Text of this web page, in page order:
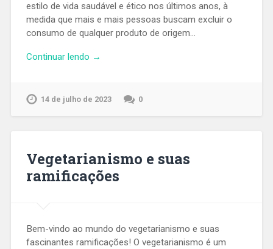
estilo de vida saudável e ético nos últimos anos, à
medida que mais e mais pessoas buscam excluir o
consumo de qualquer produto de origem…
Continuar lendo →
14 de julho de 2023 0
Vegetarianismo e suas
ramificações
Bem-vindo ao mundo do vegetarianismo e suas
fascinantes ramificações! O vegetarianismo é um